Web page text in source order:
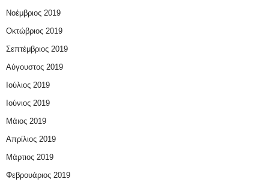
Νοέμβριος 2019
Οκτώβριος 2019
Σεπτέμβριος 2019
Αύγουστος 2019
Ιούλιος 2019
Ιούνιος 2019
Μάιος 2019
Απρίλιος 2019
Μάρτιος 2019
Φεβρουάριος 2019